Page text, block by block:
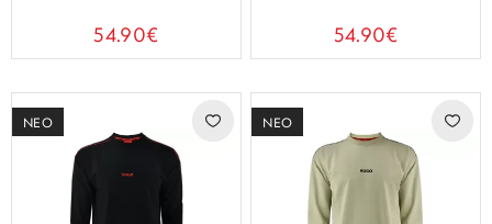
54.90€ 54.90€
ΝΕΟ ΝΕΟ